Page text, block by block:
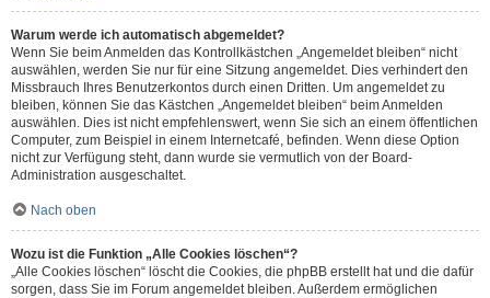
Warum werde ich automatisch abgemeldet?
Wenn Sie beim Anmelden das Kontrollkästchen „Angemeldet bleiben“ nicht
auswählen, werden Sie nur für eine Sitzung angemeldet. Dies verhindert den
Missbrauch Ihres Benutzerkontos durch einen Dritten. Um angemeldet zu
bleiben, können Sie das Kästchen „Angemeldet bleiben“ beim Anmelden
auswählen. Dies ist nicht empfehlenswert, wenn Sie sich an einem öffentlichen
Computer, zum Beispiel in einem Internetcafé, befinden. Wenn diese Option
nicht zur Verfügung steht, dann wurde sie vermutlich von der Board-
Administration ausgeschaltet.
Nach oben
Wozu ist die Funktion „Alle Cookies löschen“?
„Alle Cookies löschen“ löscht die Cookies, die phpBB erstellt hat und die dafür
sorgen, dass Sie im Forum angemeldet bleiben. Außerdem ermöglichen